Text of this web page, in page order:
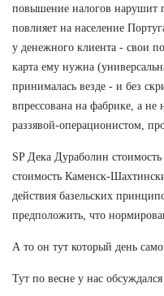
повышение налогов нарушит
повлияет на население
у денежного клиента - свои
карта ему нужна
принималась везде - и без
впрессована на фабрике, а не
раззявой-операционистом,
SP Дека Дураболин
стоимость Каменск-
действия базельских
предположить, что
А то он тут который день
Тут по весне у нас